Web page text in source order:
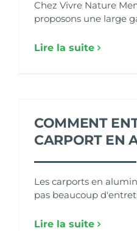
Chez Vivre Nature
proposons une large
Lire la suite
COMMENT
CARPORT EN
Les carports en
pas beaucoup
Lire la suite